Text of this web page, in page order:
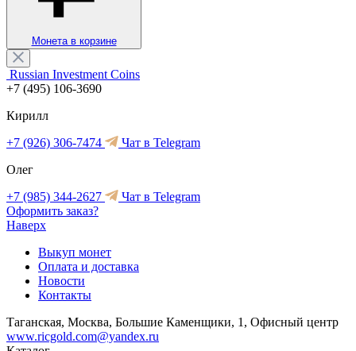
Монета в корзине
Russian Investment Coins
+7 (495) 106-3690
Кирилл
+7 (926) 306-7474
Чат в Telegram
Олег
+7 (985) 344-2627
Чат в Telegram
Оформить заказ?
Наверх
Выкуп монет
Оплата и доставка
Новости
Контакты
Таганская, Москва, Большие Каменщики, 1, Офисный центр
www.ricgold.com@yandex.ru